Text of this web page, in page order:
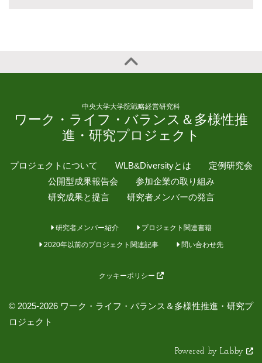
中央大学大学院戦略経営研究科
ワーク・ライフ・バランス＆多様性推
進・研究プロジェクト
プロジェクトについて WLB&Diversityとは
定例研究会
公開型成果報告会
参加企業の取り組み
研究成果と提言
研究者メンバーの発言
研究者メンバー紹介 プロジェクト関連書籍
2020年以前のプロジェクト関連記事 問い合わせ先
クッキーポリシー
© 2025-2026 ワーク・ライフ・バランス＆多様性推進・研究プ
ロジェクト
Powered by Labby